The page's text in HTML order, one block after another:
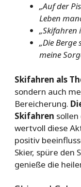
„Auf der
Leben
„Skifahren
„Die Berge
meine
Skifahren als
sondern auch
Bereicherung.
Skifahren
wertvoll diese
positiv
Skier, spüre den
genieße die